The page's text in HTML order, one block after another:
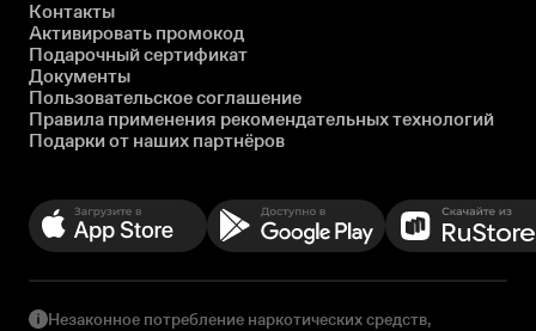
Контакты
Активировать промокод
Подарочный сертификат
Документы
Пользовательское соглашение
Правила применения рекомендательных технологий
Подарки от наших партнёров
Незаконное потребление наркотических средств,